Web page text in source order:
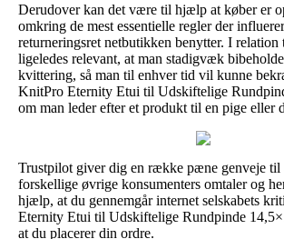
Derudover kan det være til hjælp at køber er
omkring de mest essentielle regler der
returneringsret netbutikken benytter. I relation
ligeledes relevant, at man stadigvæk
kvittering, så man til enhver tid vil kunne
KnitPro Eternity Etui til Udskiftelige
om man leder efter et produkt til en pige eller
Trustpilot giver dig en række pæne genveje til
forskellige øvrige konsumenters omtaler og
hjælp, at du gennemgår internet selskabets
Eternity Etui til Udskiftelige Rundpinde
at du placerer din ordre.